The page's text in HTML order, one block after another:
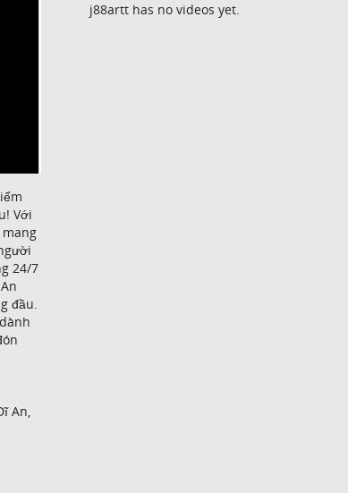
Với
mang
24/7
đầu.
An,
j88artt has no videos yet.